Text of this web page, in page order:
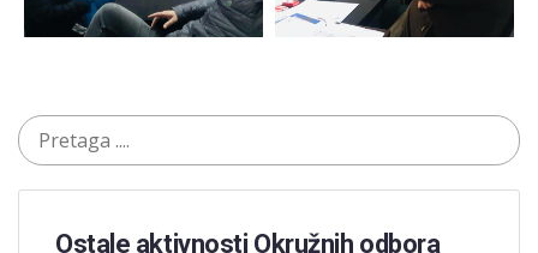
Ostale aktivnosti Okružnih odbora​